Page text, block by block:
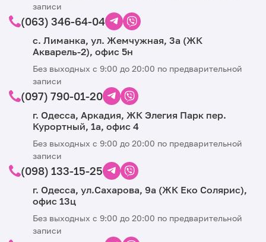
записи
(063) 346-64-04
с. Лиманка, ул. Жемчужная, 3а (ЖК
Акварель-2), офис 5н
Без выходных с 9:00 до 20:00 по предварительной
записи
(097) 790-01-20
г. Одесса, Аркадия, ЖК Элегия Парк пер.
Курортный, 1а, офис 4
Без выходных с 9:00 до 20:00 по предварительной
записи
(098) 133-15-25
г. Одесса, ул.Сахарова, 9а (ЖК Еко Солярис),
офис 13ц
Без выходных с 9:00 до 20:00 по предварительной
записи